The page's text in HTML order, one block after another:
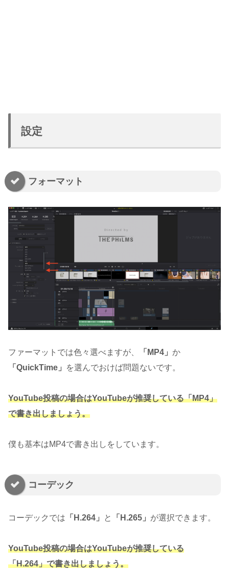
設定
フォーマット
ファーマットでは色々選べますが、 「MP4」 か
「QuickTime」
を選んでおけば問題ないです。
YouTube投稿の場合はYouTubeが推奨している「MP4」
で書き出しましょう。
僕も基本はMP4で書き出しをしています。
コーデック
コーデックでは 「H.264」 と 「H.265」 が選択できます。
YouTube投稿の場合はYouTubeが推奨している
「H.264」で書き出しましょう。